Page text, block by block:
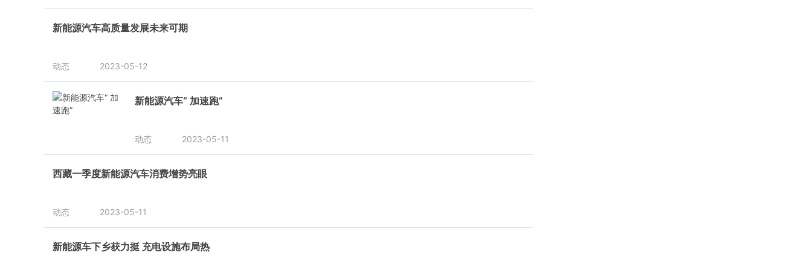
新能源汽车高质量发展未来可期
动态 2023-05-12
新能源汽车“ 加速跑”
动态 2023-05-11
西藏一季度新能源汽车消费增势亮眼
动态 2023-05-11
新能源车下乡获力挺 充电设施布局热